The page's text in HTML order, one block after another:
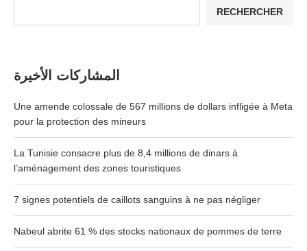
RECHERCHER
المشاركات الأخيرة
Une amende colossale de 567 millions de dollars infligée à Meta
pour la protection des mineurs
La Tunisie consacre plus de 8,4 millions de dinars à
l’aménagement des zones touristiques
7 signes potentiels de caillots sanguins à ne pas négliger
Nabeul abrite 61 % des stocks nationaux de pommes de terre